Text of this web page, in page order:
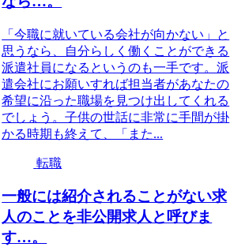
「今職に就いている会社が向かない」と
思うなら、自分らしく働くことができる
派遣社員になるというのも一手です。派
遣会社にお願いすれば担当者があなたの
希望に沿った職場を見つけ出してくれる
でしょう。子供の世話に非常に手間が掛
かる時期も終えて、「また...
転職
一般には紹介されることがない求
人のことを非公開求人と呼びま
す…。